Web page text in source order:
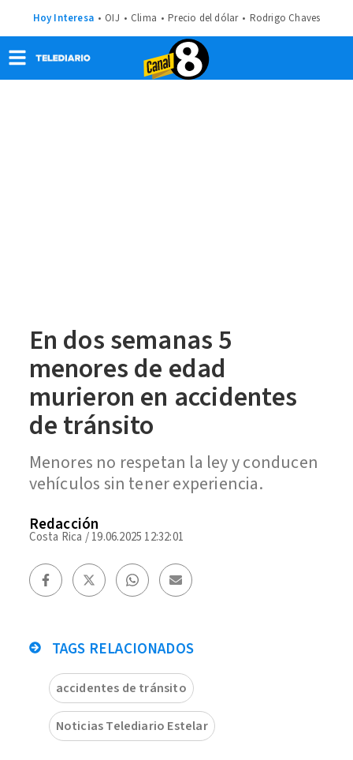
Hoy Interesa OIJ Clima Precio del dólar Rodrigo Chaves
En dos semanas 5
menores de edad
murieron en accidentes
de tránsito
Menores no respetan la ley y conducen
vehículos sin tener experiencia.
Redacción
Costa Rica /19.06.2025 12:32:01
TAGS RELACIONADOS
accidentes de tránsito
Noticias Telediario Estelar